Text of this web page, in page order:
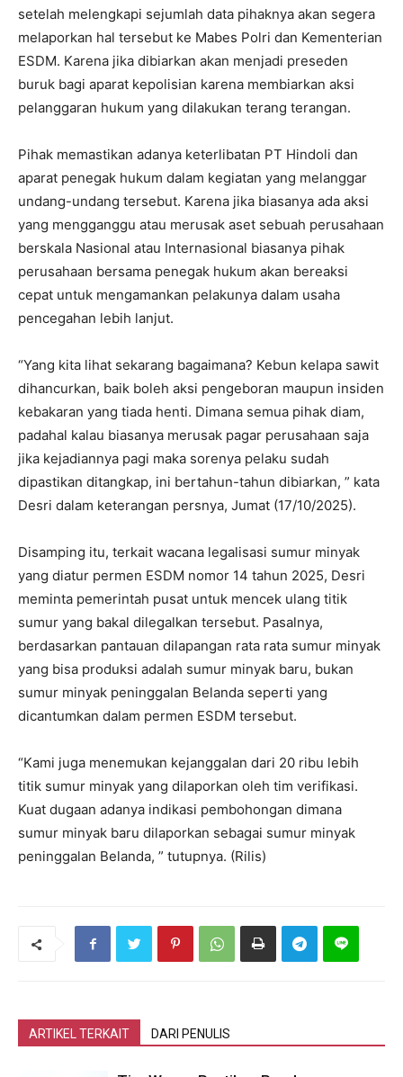
setelah melengkapi sejumlah data pihaknya akan segera
melaporkan hal tersebut ke Mabes Polri dan Kementerian
ESDM. Karena jika dibiarkan akan menjadi preseden
buruk bagi aparat kepolisian karena membiarkan aksi
pelanggaran hukum yang dilakukan terang terangan.
Pihak memastikan adanya keterlibatan PT Hindoli dan
aparat penegak hukum dalam kegiatan yang melanggar
undang-undang tersebut. Karena jika biasanya ada aksi
yang mengganggu atau merusak aset sebuah perusahaan
berskala Nasional atau Internasional biasanya pihak
perusahaan bersama penegak hukum akan bereaksi
cepat untuk mengamankan pelakunya dalam usaha
pencegahan lebih lanjut.
“Yang kita lihat sekarang bagaimana? Kebun kelapa sawit
dihancurkan, baik boleh aksi pengeboran maupun insiden
kebakaran yang tiada henti. Dimana semua pihak diam,
padahal kalau biasanya merusak pagar perusahaan saja
jika kejadiannya pagi maka sorenya pelaku sudah
dipastikan ditangkap, ini bertahun-tahun dibiarkan, ” kata
Desri dalam keterangan persnya, Jumat (17/10/2025).
Disamping itu, terkait wacana legalisasi sumur minyak
yang diatur permen ESDM nomor 14 tahun 2025, Desri
meminta pemerintah pusat untuk mencek ulang titik
sumur yang bakal dilegalkan tersebut. Pasalnya,
berdasarkan pantauan dilapangan rata rata sumur minyak
yang bisa produksi adalah sumur minyak baru, bukan
sumur minyak peninggalan Belanda seperti yang
dicantumkan dalam permen ESDM tersebut.
“Kami juga menemukan kejanggalan dari 20 ribu lebih
titik sumur minyak yang dilaporkan oleh tim verifikasi.
Kuat dugaan adanya indikasi pembohongan dimana
sumur minyak baru dilaporkan sebagai sumur minyak
peninggalan Belanda, ” tutupnya. (Rilis)
ARTIKEL TERKAIT DARI PENULIS